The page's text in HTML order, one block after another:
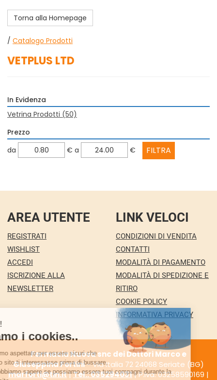
Torna alla Homepage
/ Catalogo Prodotti
VETPLUS LTD
In Evidenza
Vetrina Prodotti (50)
Prezzo
filtra
da € filtra
a €
AREA UTENTE
REGISTRATI
WISHLIST
ACCEDI
ISCRIZIONE ALLA
NEWSLETTER
LINK VELOCI
CONDIZIONI DI VENDITA
CONTATTI
MODALITÀ DI PAGAMENTO
MODALITÀ DI SPEDIZIONE E
RITIRO
COOKIE POLICY
INFORMATIVA PRIVACY
Farmacia Nuova snc dei Dottori Marco e
Giuseppina Fortini- Via Italia 72 24068 Seriate (BG)
marforti@tin.it|Tel.: 035294031| P.Iva: 03258590169 |